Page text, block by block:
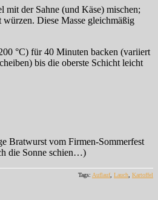
mit der Sahne (und Käse) mischen;
Diese Masse gleichmäßig
°C) für 40 Minuten backen (variiert
bis die oberste Schicht leicht
Bratwurst vom Firmen-Sommerfest
die Sonne schien…)
Tags: Auflauf, Lauch, Kartoffel